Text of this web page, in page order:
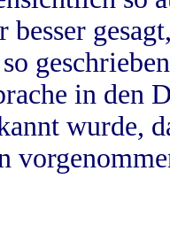
besser
in
wurde,